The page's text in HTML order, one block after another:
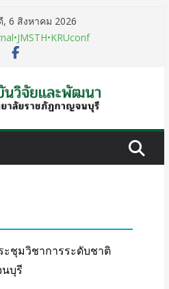
6 สิงหาคม 2026
•JMSTH•KRUconf
ะชุมวิชาการระดับชาติ
บุรี